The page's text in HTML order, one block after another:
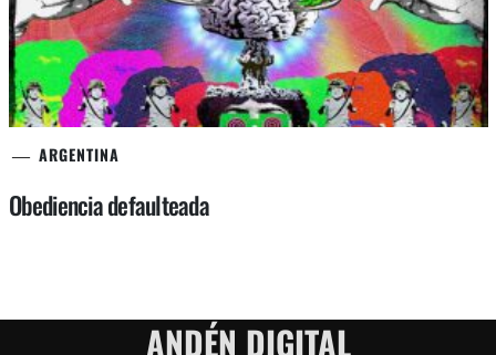
ARGENTINA
Obediencia defaulteada
ANDÉN DIGITAL